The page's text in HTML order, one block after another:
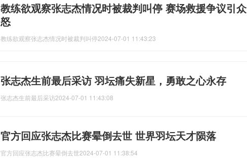
教练欲观察张志杰情况时被裁判叫停 赛场救援争议引众
怒
教练欲观察张志杰情况时被裁判叫停2024-07-01 11:43:23
张志杰生前最后采访 羽坛痛失新星，勇敢之心永存
张志杰生前最后采访2024-07-01 11:43:08
官方回应张志杰比赛晕倒去世 世界羽坛天才陨落
官方回应张志杰比赛晕倒去世2024-07-01 11:38:54